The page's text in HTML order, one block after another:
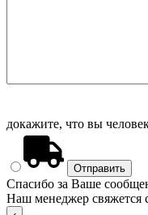
докажите, что вы
Спасибо за Ваше
Наш менеджер свяжется